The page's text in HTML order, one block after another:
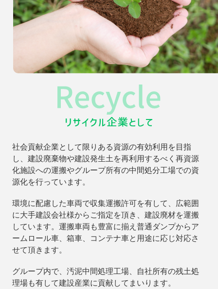
社会貢献企業として限りある資源の有効利用を目指
し、建設廃棄物や建設発生土を再利用するべく再資源
化施設への運搬やグループ所有の中間処分工場での資
源化を行っています。
環境に配慮した車両で収集運搬許可を有して、広範囲
に大手建設会社様からご指定を頂き、建設廃材を運搬
しています。運搬車両も豊富に揃え普通ダンプからア
ームロール車、箱車、コンテナ車と用途に応じ対応さ
せて頂きます。
グループ内で、汚泥中間処理工場、自社所有の残土処
理場も有して建設産業に貢献してまいります。